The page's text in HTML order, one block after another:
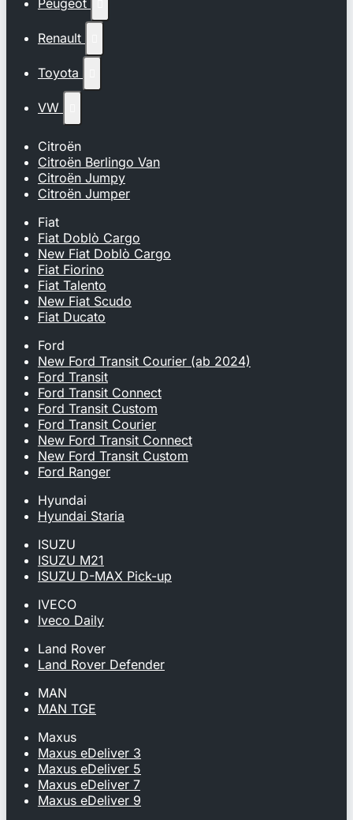
Peugeot
Renault
Toyota
VW
Citroën
Citroën Berlingo Van
Citroën Jumpy
Citroën Jumper
Fiat
Fiat Doblò Cargo
New Fiat Doblò Cargo
Fiat Fiorino
Fiat Talento
New Fiat Scudo
Fiat Ducato
Ford
New Ford Transit Courier (ab 2024)
Ford Transit
Ford Transit Connect
Ford Transit Custom
Ford Transit Courier
New Ford Transit Connect
New Ford Transit Custom
Ford Ranger
Hyundai
Hyundai Staria
ISUZU
ISUZU M21
ISUZU D-MAX Pick-up
IVECO
Iveco Daily
Land Rover
Land Rover Defender
MAN
MAN TGE
Maxus
Maxus eDeliver 3
Maxus eDeliver 5
Maxus eDeliver 7
Maxus eDeliver 9